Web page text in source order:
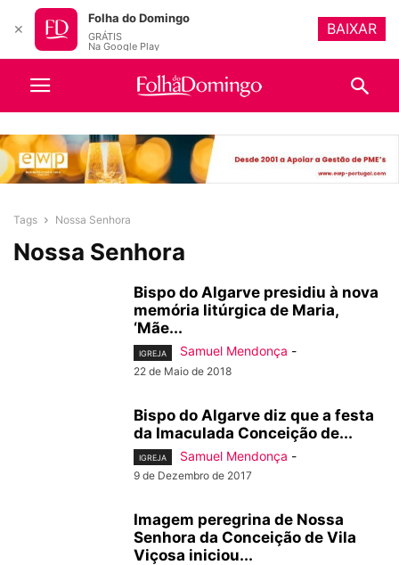
Tags Nossa Senhora
Nossa Senhora
Bispo do Algarve presidiu à nova
memória litúrgica de Maria,
‘Mãe...
IGREJA Samuel Mendonça -
22 de Maio de 2018
Bispo do Algarve diz que a festa
da Imaculada Conceição de...
IGREJA Samuel Mendonça -
9 de Dezembro de 2017
Imagem peregrina de Nossa
Senhora da Conceição de Vila
Viçosa iniciou...
✕
Folha do Domingo
GRÁTIS
Na Google Play
BAIXAR